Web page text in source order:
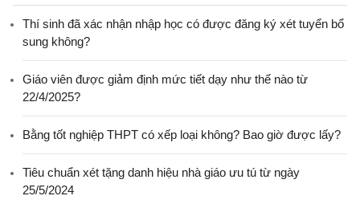
Thí sinh đã xác nhận nhập học có được đăng ký xét tuyển bổ
sung không?
Giáo viên được giảm định mức tiết dạy như thế nào từ
22/4/2025?
Bằng tốt nghiệp THPT có xếp loại không? Bao giờ được lấy?
Tiêu chuẩn xét tặng danh hiệu nhà giáo ưu tú từ ngày
25/5/2024